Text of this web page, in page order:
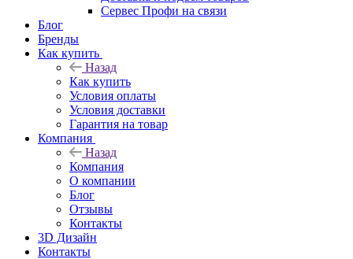
Сервес Профи на связи
Блог
Бренды
Как купить
Назад
Как купить
Условия оплаты
Условия доставки
Гарантия на товар
Компания
Назад
Компания
О компании
Блог
Отзывы
Контакты
3D Дизайн
Контакты